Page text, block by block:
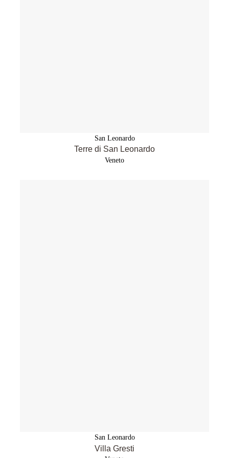
San Leonardo
Terre di San Leonardo
Veneto
San Leonardo
Villa Gresti